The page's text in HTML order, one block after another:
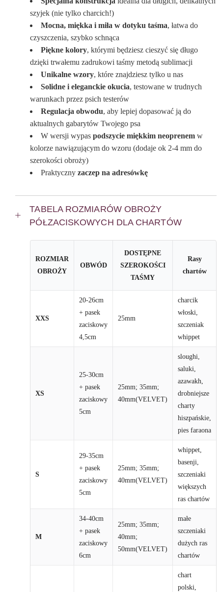
szyjek (nie tylko charcich!)
Mocna, miękka i miła w dotyku taśma, łatwa do
czyszczenia, szybko schnąca
Piękne kolory, którymi będziesz cieszyć się długo
dzięki trwałemu zadrukowi taśmy metodą sublimacji
Unikalne wzory, które znajdziesz tylko u nas
Solidne i eleganckie okucia, testowane w trudnych
warunkach przez psich testerów
Regulacja obwodu, aby lepiej dopasować ją do
aktualnych gabarytów Twojego psa
W wersji wypaspodszycie miękkim neoprenem w
kolorze nawiązującym do wzoru (dodaje ok 2-4 mm do
szerokości obroży)
Praktyczny zaczep na adresówkę
TABELA ROZMIARÓW OBROŻY
PÓŁZACISKOWYCH DLA CHARTÓW
ROZMIAR
OBROŻY
OBWÓD
DOSTĘPNE
SZEROKOŚCI
TAŚMY
Rasy
chartów
XXS
20-26cm
+ pasek
zaciskowy
4,5cm
25mm
charcik
włoski,
szczeniak
whippet
XS
25-30cm
+ pasek
zaciskowy
5cm
25mm; 35mm;
40mm(VELVET)
sloughi,
saluki,
azawakh,
drobniejsze
charty
hiszpańskie,
pies faraona
S
29-35cm
+ pasek
zaciskowy
5cm
25mm; 35mm;
40mm(VELVET)
whippet,
basenji,
szczeniaki
większych
ras chartów
M
34-40cm
+ pasek
zaciskowy
6cm
25mm; 35mm;
40mm;
50mm(VELVET)
małe
szczeniaki
dużych ras
chartów
chart
polski,